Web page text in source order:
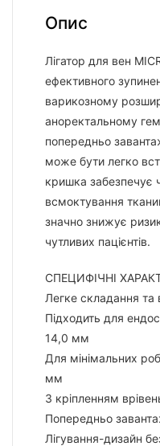
Опис
Лігатор для вен
ефективного
варикозному
аноректальному
попередньо
може бути легко
кришка забезпечує
всмоктування
значно знижує ризик
чутливих пацієнтів.
СПЕЦИФІЧНІ
Легке складання та
Підходить для
14,0 мм
Для мінімальних
мм
З кріпленням
Попередньо
Лігування-дизайн